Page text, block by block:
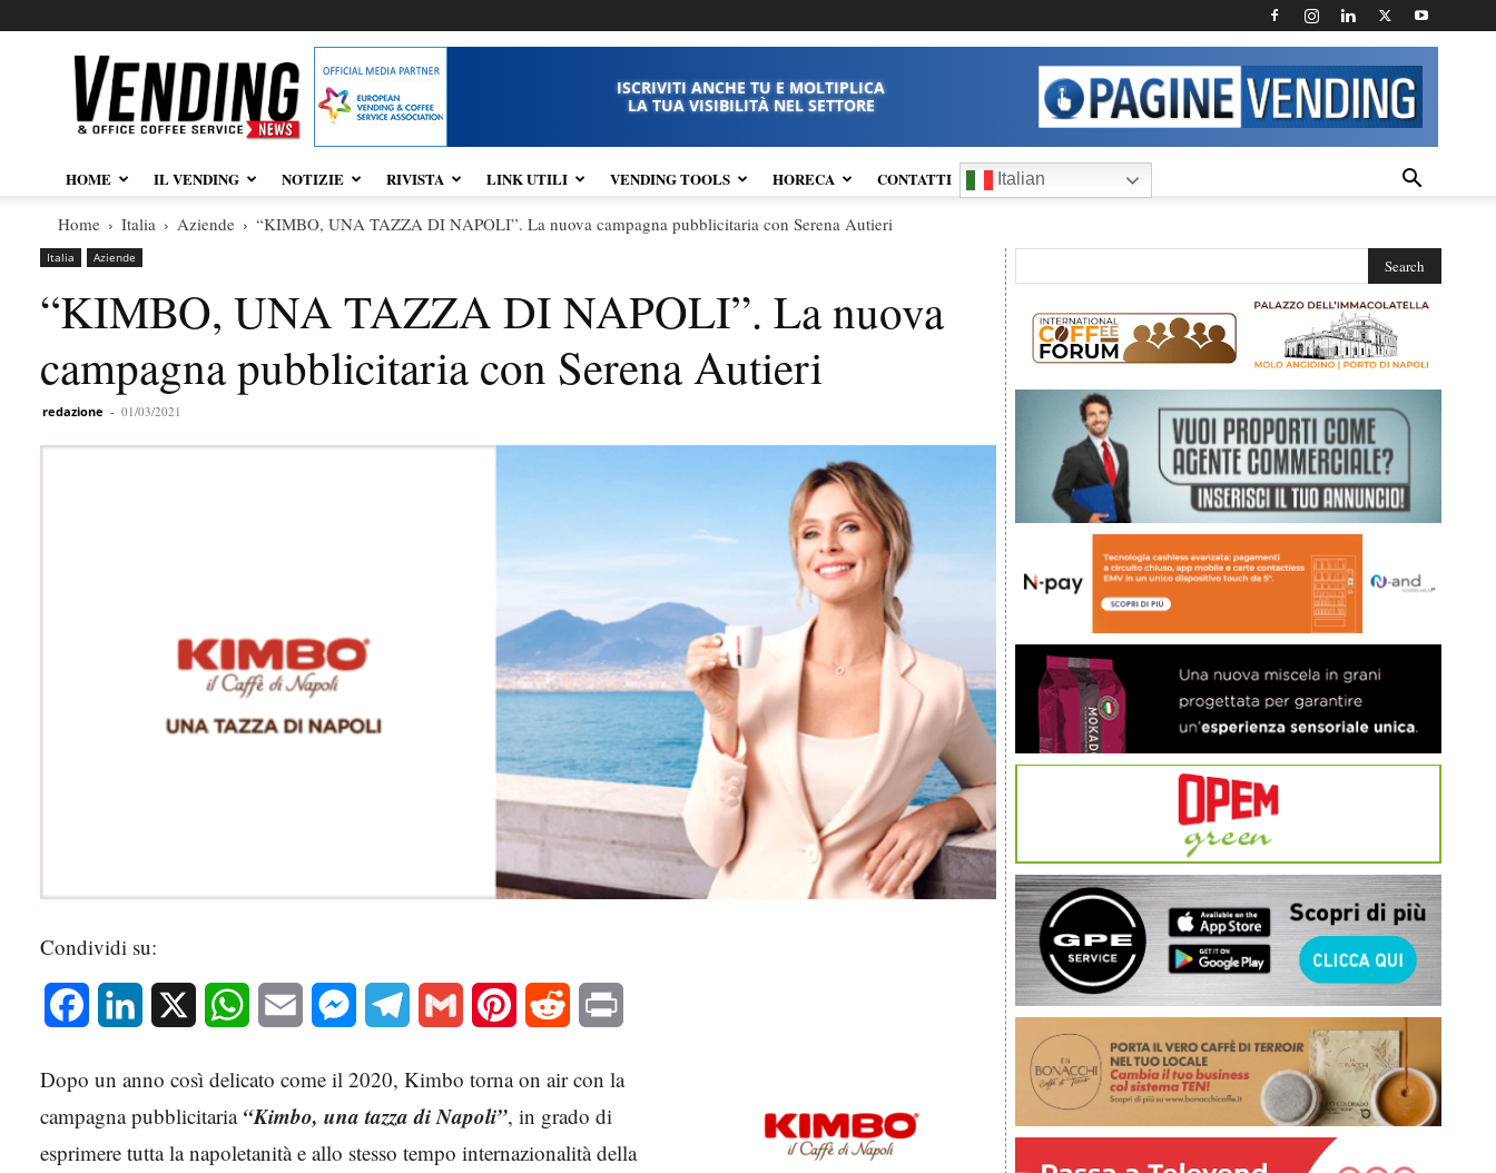
Vendingnews.it
ISCRIVITI ANCHE TU E MOLTIPLICA
LA TUA VISIBILITÀ NEL SETTORE
HOME IL VENDING NOTIZIE RIVISTA LINK UTILI VENDING TOOLS HORECA CONTATTI Italian
Home Italia Aziende “KIMBO, UNA TAZZA DI NAPOLI”. La nuova campagna pubblicitaria con Serena Autieri
Italia Aziende
“KIMBO, UNA TAZZA DI NAPOLI”. La nuova
campagna pubblicitaria con Serena Autieri
redazione - 01/03/2021
Condividi su:
Facebook LinkedIn WhatsAppEmail MessengerTelegram Gmail Pinterest Reddit
Dopo un anno così delicato come il 2020, Kimbo torna on air con la
campagna pubblicitaria “Kimbo, una tazza di Napoli”, in grado di
esprimere tutta la napoletanità e allo stesso tempo internazionalità della